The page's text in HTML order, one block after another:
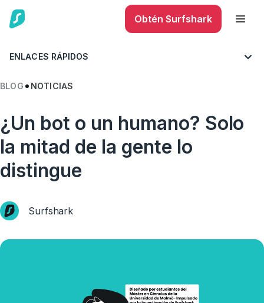
Obtén Surfshark
ENLACES RÁPIDOS
BLOG NOTICIAS
¿Un bot o un humano? Solo
la mitad de la gente lo
distingue
Surfshark